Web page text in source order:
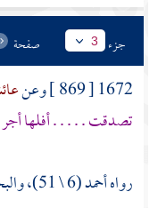
جزء 3 صفحة
1672 [ 869 ] وعن
تصدقت . . . . . أفلها
رواه أحمد (6 \ 51)، والبخاري (2760)، ومسلم (1004) والنسائي (6 \ 250) .